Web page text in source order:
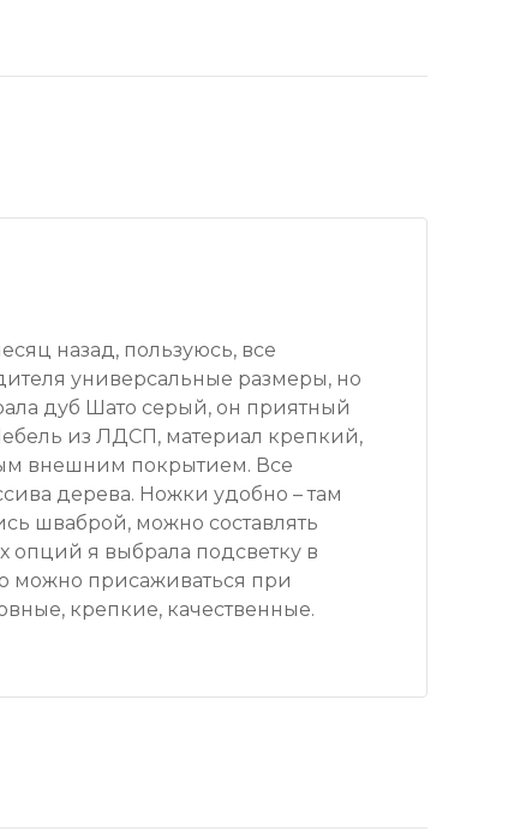
назад, пользуюсь, все
универсальные размеры, но
дуб Шато серый, он приятный
из ЛДСП, материал крепкий,
внешним покрытием. Все
дерева. Ножки удобно – там
шваброй, можно составлять
опций я выбрала подсветку в
можно присаживаться при
крепкие, качественные.